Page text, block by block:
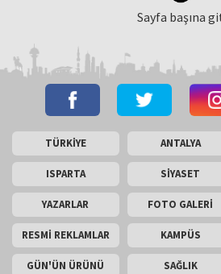
Sayfa başına
TÜRKİYE ANTALYA
ISPARTA SİYASET
YAZARLAR FOTO GALERİ
RESMİ REKLAMLAR KAMPÜS
GÜN'ÜN ÜRÜNÜ SAĞLIK